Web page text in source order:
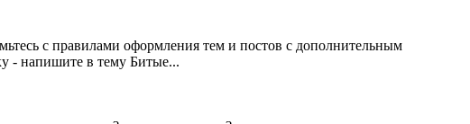
с правилами оформления тем и постов с дополнительным
- напишите в тему Битые...